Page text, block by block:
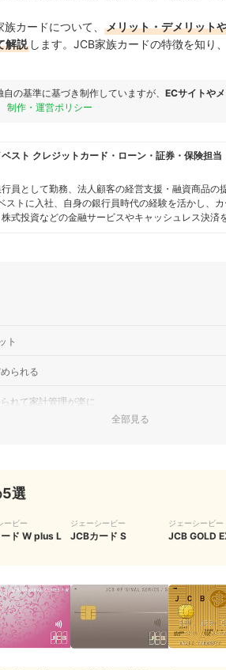
カードについて、
メリット・デメリット
解説 します。JCB家族カードの特徴を知り
の基準に基づき制作していますが、 ECサイトや
制作・運営ポリシー
スト クレジットカード・ローン・証券・保険担当
員として勤務、法人顧客の経営支援・融資商品の
ストに入社、自身の銀行員時代の経験を活かし、
式投資などの金融サービスやキャッシュレス決済
ト
られる
れて家計管理が楽に
カードがおすすめ？
優待サービスを！
ドは？mybestが実際に比較検証
報もチェック
全部見る
選
ービー
ド W plus L
ジェーシービー
JCBカード S
ジェーシービー
JCB GOLD